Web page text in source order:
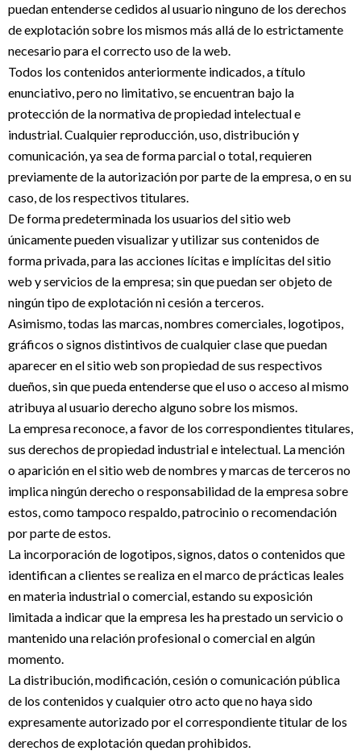
puedan entenderse cedidos al usuario ninguno de los derechos
de explotación sobre los mismos más allá de lo estrictamente
necesario para el correcto uso de la web.
Todos los contenidos anteriormente indicados, a título
enunciativo, pero no limitativo, se encuentran bajo la
protección de la normativa de propiedad intelectual e
industrial. Cualquier reproducción, uso, distribución y
comunicación, ya sea de forma parcial o total, requieren
previamente de la autorización por parte de la empresa, o en su
caso, de los respectivos titulares.
De forma predeterminada los usuarios del sitio web
únicamente pueden visualizar y utilizar sus contenidos de
forma privada, para las acciones lícitas e implícitas del sitio
web y servicios de la empresa; sin que puedan ser objeto de
ningún tipo de explotación ni cesión a terceros.
Asimismo, todas las marcas, nombres comerciales, logotipos,
gráficos o signos distintivos de cualquier clase que puedan
aparecer en el sitio web son propiedad de sus respectivos
dueños, sin que pueda entenderse que el uso o acceso al mismo
atribuya al usuario derecho alguno sobre los mismos.
La empresa reconoce, a favor de los correspondientes titulares,
sus derechos de propiedad industrial e intelectual. La mención
o aparición en el sitio web de nombres y marcas de terceros no
implica ningún derecho o responsabilidad de la empresa sobre
estos, como tampoco respaldo, patrocinio o recomendación
por parte de estos.
La incorporación de logotipos, signos, datos o contenidos que
identifican a clientes se realiza en el marco de prácticas leales
en materia industrial o comercial, estando su exposición
limitada a indicar que la empresa les ha prestado un servicio o
mantenido una relación profesional o comercial en algún
momento.
La distribución, modificación, cesión o comunicación pública
de los contenidos y cualquier otro acto que no haya sido
expresamente autorizado por el correspondiente titular de los
derechos de explotación quedan prohibidos.